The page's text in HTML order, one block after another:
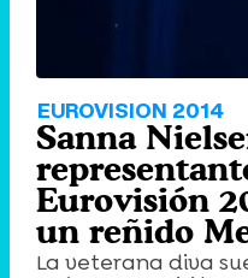
EUROVISION 2014
Sanna
Eurovisión
un reñido
La veterana diva